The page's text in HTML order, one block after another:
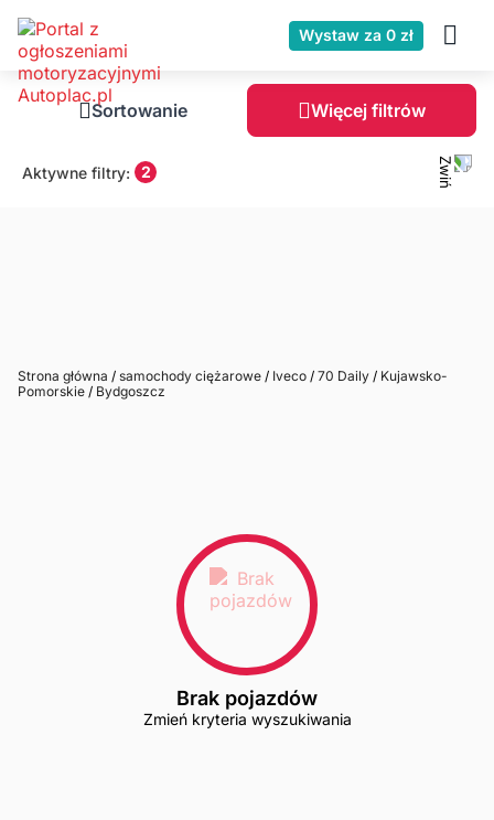
Wystaw za 0 zł
Sortowanie Więcej filtrów
Aktywne filtry: 2
Strona główna / samochody ciężarowe / Iveco / 70 Daily / Kujawsko-
Pomorskie / Bydgoszcz
Brak pojazdów
Zmień kryteria wyszukiwania